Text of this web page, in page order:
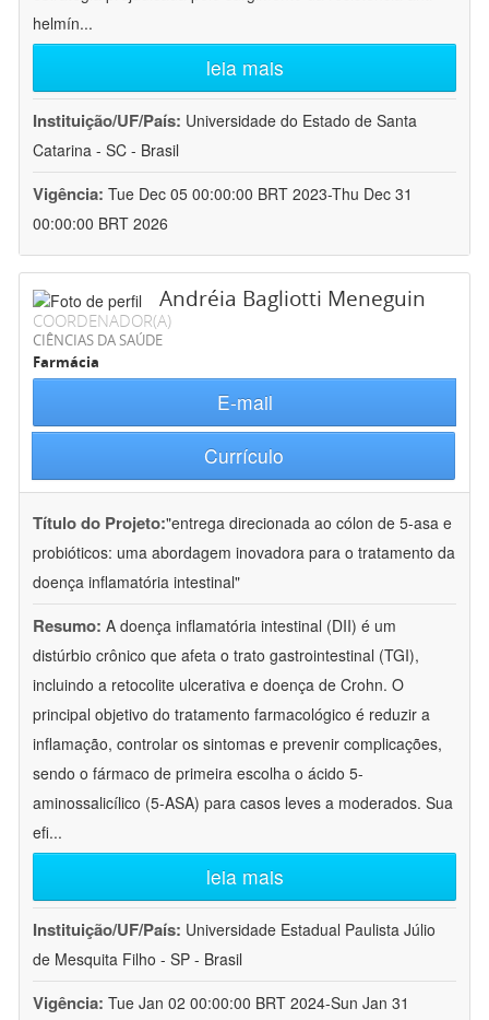
helmín...
leia mais
Instituição/UF/País: Universidade do Estado de Santa
Catarina - SC - Brasil
Vigência: Tue Dec 05 00:00:00 BRT 2023-Thu Dec 31
00:00:00 BRT 2026
Andréia Bagliotti Meneguin
COORDENADOR(A)
CIÊNCIAS DA SAÚDE
Farmácia
E-mail
Currículo
Título do Projeto:"entrega direcionada ao cólon de 5-asa e
probióticos: uma abordagem inovadora para o tratamento da
doença inflamatória intestinal"
Resumo: A doença inflamatória intestinal (DII) é um
distúrbio crônico que afeta o trato gastrointestinal (TGI),
incluindo a retocolite ulcerativa e doença de Crohn. O
principal objetivo do tratamento farmacológico é reduzir a
inflamação, controlar os sintomas e prevenir complicações,
sendo o fármaco de primeira escolha o ácido 5-
aminossalicílico (5-ASA) para casos leves a moderados. Sua
efi...
leia mais
Instituição/UF/País: Universidade Estadual Paulista Júlio
de Mesquita Filho - SP - Brasil
Vigência: Tue Jan 02 00:00:00 BRT 2024-Sun Jan 31